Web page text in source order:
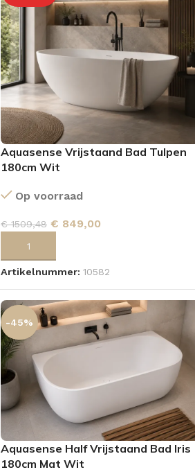
Aquasense Vrijstaand Bad Tulpen
180cm Wit
Op voorraad
€1509,48 € 849,00
TOEVOEGEN AAN WINKELWAGEN
Artikelnummer: 10582
-45%
Aquasense Half Vrijstaand Bad Iris
180cm Mat Wit